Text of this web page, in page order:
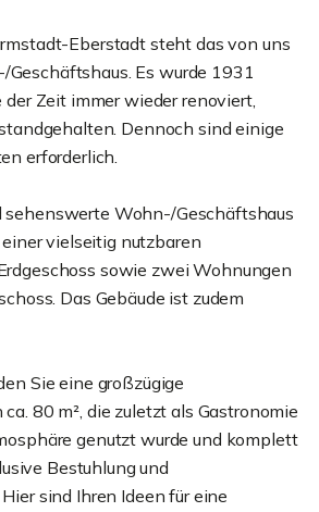
Eberstadt steht das von uns
Es wurde 1931
der Zeit immer wieder renoviert,
Dennoch sind einige
erforderlich.
sehenswerte Wohn-/Geschäftshaus
vielseitig nutzbaren
sowie zwei Wohnungen
Das Gebäude ist zudem
Sie eine großzügige
80 m², die zuletzt als Gastronomie
genutzt wurde und komplett
Bestuhlung und
sind Ihren Ideen für eine